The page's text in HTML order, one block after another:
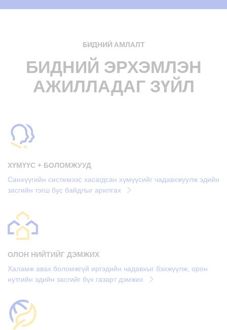
БИДНИЙ АМЛАЛТ
БИДНИЙ ЭРХЭМЛЭН
АЖИЛЛАДАГ ЗҮЙЛ
ХҮМҮҮС + БОЛОМЖУУД
Санхүүгийн системээс хасагдсан хүмүүсийг чадавхжуулж эдийн
засгийн тэгш бус байдлыг арилгах
ОЛОН НИЙТИЙГ ДЭМЖИХ
Халамж авах боломжгүй иргэдийн чадавхыг бэхжүүлж, орон
нутгийн эдийн засгийг бүх газарт дэмжих